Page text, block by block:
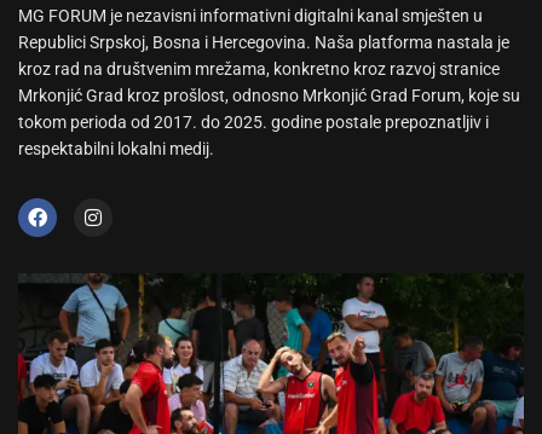
MG FORUM je nezavisni informativni digitalni kanal smješten u
Republici Srpskoj, Bosna i Hercegovina. Naša platforma nastala je
kroz rad na društvenim mrežama, konkretno kroz razvoj stranice
Mrkonjić Grad kroz prošlost, odnosno Mrkonjić Grad Forum, koje su
tokom perioda od 2017. do 2025. godine postale prepoznatljiv i
respektabilni lokalni medij.